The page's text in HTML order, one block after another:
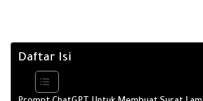
Daftar Isi